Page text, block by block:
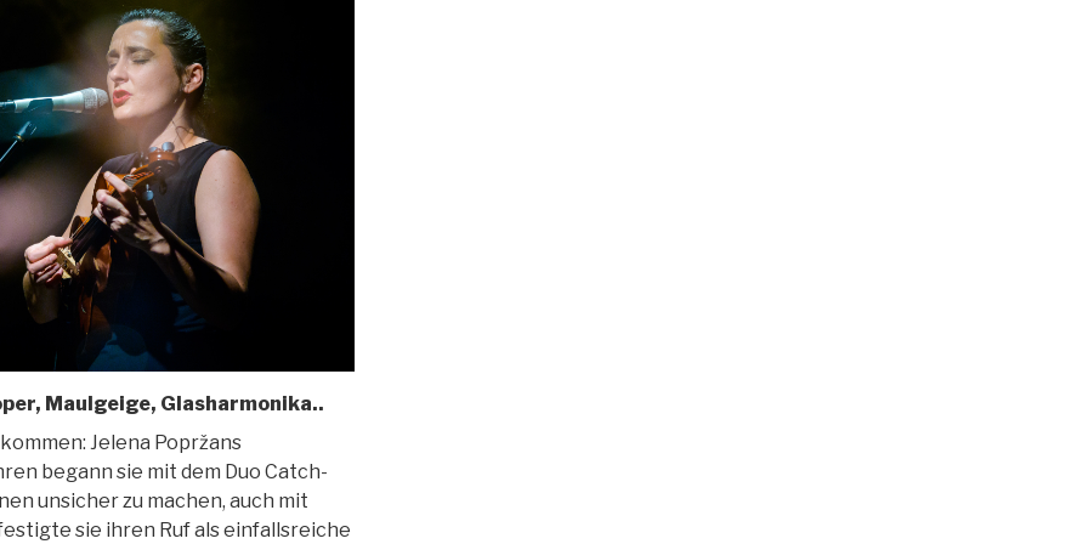
Maulgeige, Glasharmonika..
Jelena Popržans
begann sie mit dem Duo Catch-
unsicher zu machen, auch mit
sie ihren Ruf als einfallsreiche